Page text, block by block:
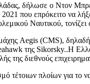
δήλωσε ο Ντον
που επρόκειτο να
Ναυτικού,
Aegis (CMS),
της Sikorsky..Η
διεθνούς
τέτοιων πλοίων για το